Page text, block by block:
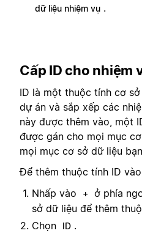
dữ liệu nhiệm vụ .
Cấp ID cho nhiệm
ID là một thuộc tính cơ
dự án và sắp xếp các
này được thêm vào, một
được gán cho mọi mục
mọi mục cơ sở dữ liệu
Để thêm thuộc tính ID
Nhấp vào
+
ở phía
sở dữ liệu để thêm
Chọn
ID .